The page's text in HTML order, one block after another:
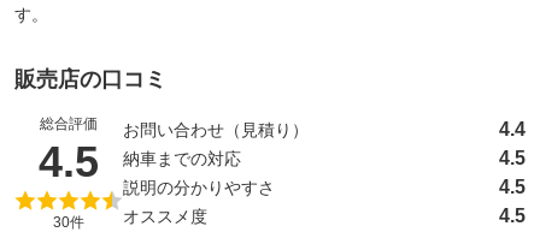
す。
販売店の口コミ
総合評価
4.5 （5点満点中）
30件
お問い合わせ（見積り） 4.4
納車までの対応 4.5
説明の分かりやすさ 4.5
オススメ度 4.5